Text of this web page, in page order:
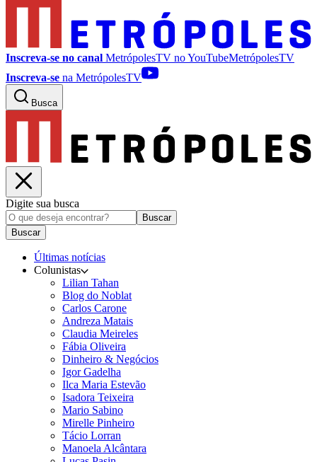
Inscreva-se no canal MetrópolesTV noYouTubeMetrópolesTV
Inscreva-se na MetrópolesTV
Busca
Digite sua busca
Buscar
Buscar
Últimas notícias
Colunistas
Lilian Tahan
Blog do Noblat
Carlos Carone
Andreza Matais
Claudia Meireles
Fábia Oliveira
Dinheiro & Negócios
Igor Gadelha
Ilca Maria Estevão
Isadora Teixeira
Mario Sabino
Mirelle Pinheiro
Tácio Lorran
Manoela Alcântara